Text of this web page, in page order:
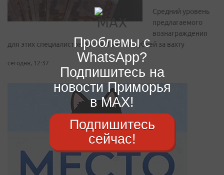
Средний уровень
предлагаемого
вознаграждения
для этих специалистов достиг 189 847 рублей за вахту
сегодня, 12:37
Проблемы с
WhatsApp?
Подпишитесь на
новости Приморья
в MAX!
Подпишитесь
сейчас!